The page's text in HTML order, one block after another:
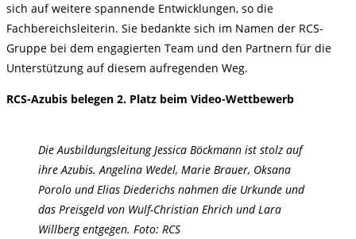
sich auf weitere spannende Entwicklungen, so die
Fachbereichsleiterin. Sie bedankte sich im Namen der RCS-
Gruppe bei dem engagierten Team und den Partnern für die
Unterstützung auf diesem aufregenden Weg.
RCS-Azubis belegen 2. Platz beim Video-Wettbewerb
Die Ausbildungsleitung Jessica Böckmann ist stolz auf
ihre Azubis. Angelina Wedel, Marie Brauer, Oksana
Porolo und Elias Diederichs nahmen die Urkunde und
das Preisgeld von Wulf-Christian Ehrich und Lara
Willberg entgegen. Foto: RCS